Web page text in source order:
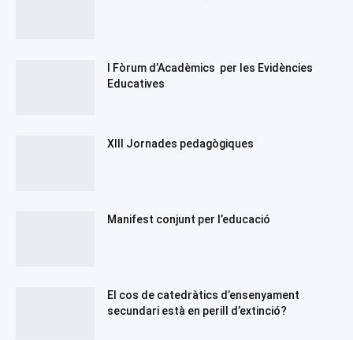
I Fòrum d’Acadèmics per les Evidències
Educatives
XIII Jornades pedagògiques
Manifest conjunt per l’educació
El cos de catedràtics d’ensenyament
secundari està en perill d’extinció?